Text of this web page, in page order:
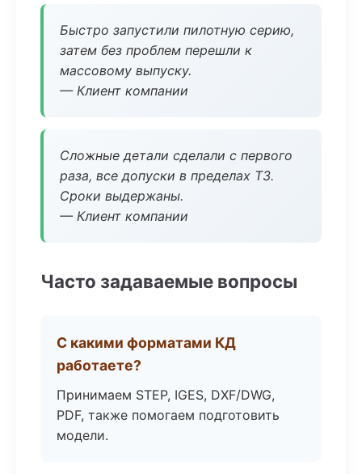
Быстро запустили пилотную серию,
затем без проблем перешли к
массовому выпуску.
— Клиент компании
Сложные детали сделали с первого
раза, все допуски в пределах ТЗ.
Сроки выдержаны.
— Клиент компании
Часто задаваемые вопросы
С какими форматами КД
работаете?
Принимаем STEP, IGES, DXF/DWG,
PDF, также помогаем подготовить
модели.